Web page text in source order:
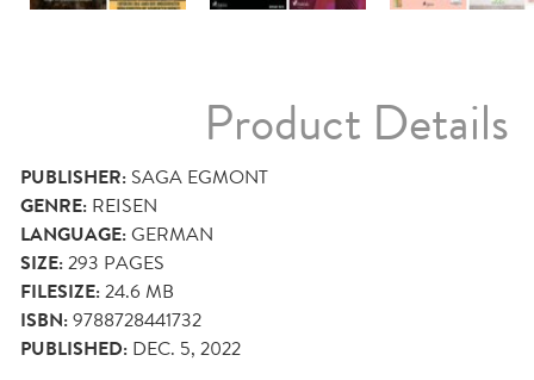
Product Details
PUBLISHER: SAGA EGMONT
GENRE: REISEN
LANGUAGE:GERMAN
SIZE:293 PAGES
FILESIZE:24.6 MB
ISBN:9788728441732
PUBLISHED: DEC. 5, 2022